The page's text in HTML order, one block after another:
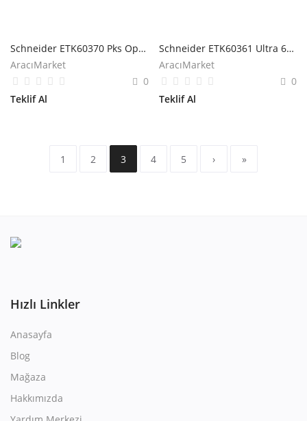
Schneider ETK60370 Pks Optima 60x25/40/60mm Ek Yeri Kapatıcı
AracıMarket
0
Teklif Al
Schneider ETK60361 Ultra 60x25/40/60mm Uç Tapa
AracıMarket
0
Teklif Al
1 2 3 4 5 › »
Hızlı Linkler
Anasayfa
Blog
Mağaza
Hakkımızda